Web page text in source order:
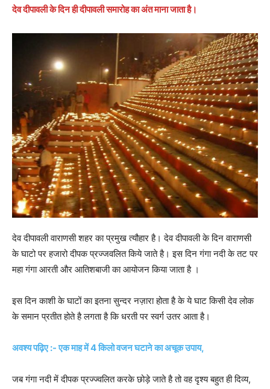
देव दीपावली के दिन ही दीपावली समारोह का अंत माना जाता है।
देव दीपावली वाराणसी शहर का प्रमुख त्यौहार है। देव दीपावली के दिन वाराणसी
के घाटो पर हजारो दीपक प्रज्जवलित किये जाते है। इस दिन गंगा नदी के तट पर
महा गंगा आरती और आतिशबाजी का आयोजन किया जाता है ।
इस दिन काशी के घाटों का इतना सुन्दर नज़ारा होता है के ये घाट किसी देव लोक
के समान प्रतीत होते है लगता है कि धरती पर स्वर्ग उतर आता है।
अवश्य पढ़िए :- एक माह में 4 किलो वजन घटाने का अचूक उपाय,
जब गंगा नदी में दीपक प्रज्ज्वलित करके छोड़े जाते है तो वह दृश्य बहुत ही दिव्य,